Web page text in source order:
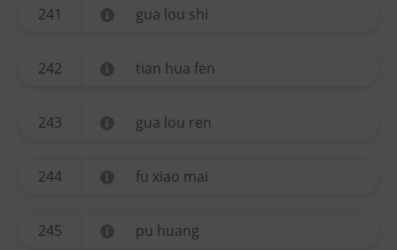
241 gua lou shi
242 tian hua fen
243 gua lou ren
244 fu xiao mai
245 pu huang